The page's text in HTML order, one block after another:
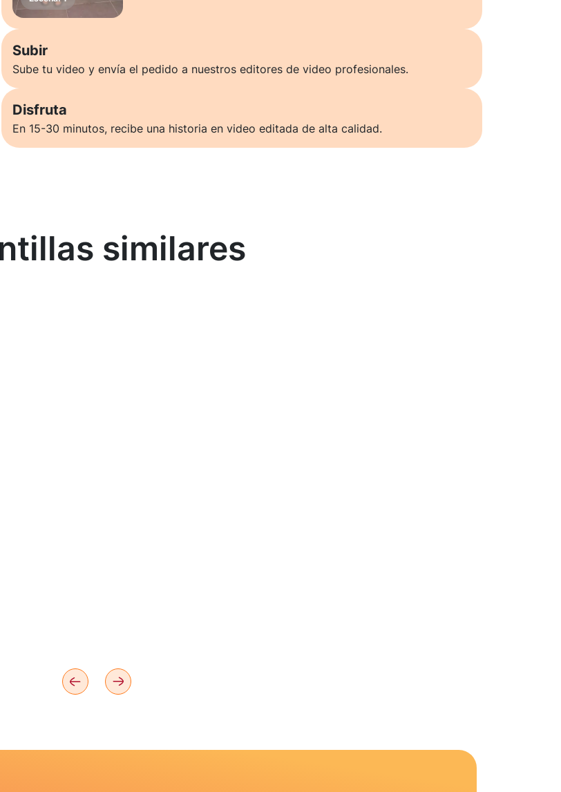
Subir
Sube tu video y envía el pedido a nuestros editores de video profesionales.
Disfruta
En 15-30 minutos, recibe una historia en video editada de alta calidad.
similares